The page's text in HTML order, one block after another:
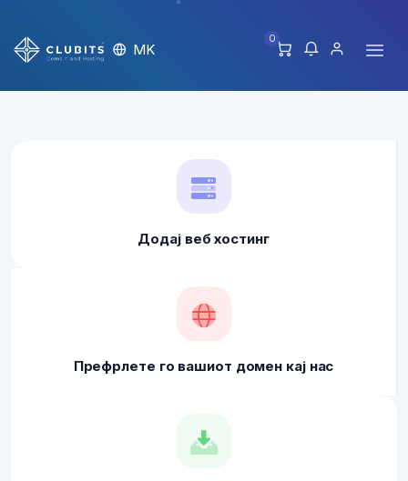
MK
0
Додај веб хостинг
Префрлете го вашиот домен кај нас